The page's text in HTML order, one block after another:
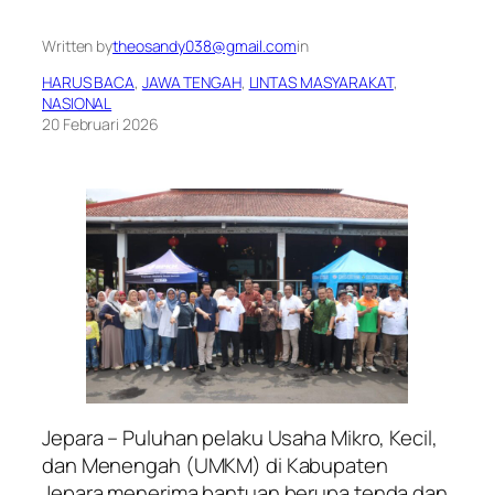
Written bytheosandy038@gmail.comin
HARUS BACA, JAWA TENGAH, LINTAS MASYARAKAT
NASIONAL
20 Februari 2026
Jepara – Puluhan pelaku Usaha Mikro, Kecil,
dan Menengah (UMKM) di Kabupaten